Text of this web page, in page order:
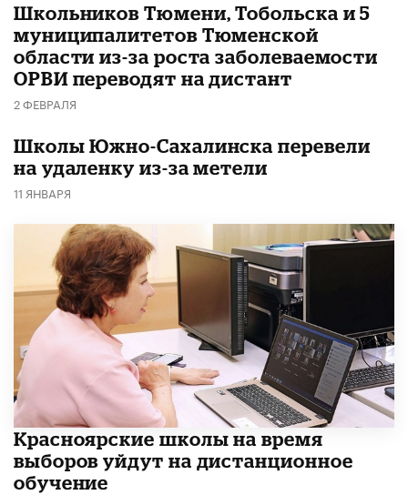
Школьников Тюмени, Тобольска и 5
муниципалитетов Тюменской
области из-за роста заболеваемости
ОРВИ переводят на дистант
2 ФЕВРАЛЯ
Школы Южно-Сахалинска перевели
на удаленку из-за метели
11 ЯНВАРЯ
Красноярские школы на время
выборов уйдут на дистанционное
обучение